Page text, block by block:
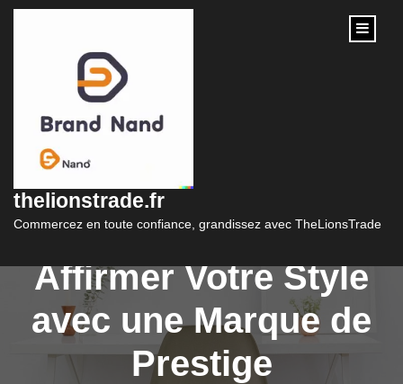
content
thelionstrade.fr
Commercez en toute confiance, grandissez avec TheLionsTrade
Le Sac à Main Femme
: L’Accessoire
Indispensable pour
Affirmer Votre Style
avec une Marque de
Prestige